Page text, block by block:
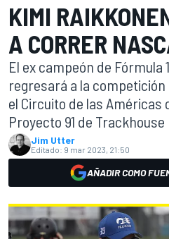
KIMI
A CORRER
El ex campeón de Fórmula
regresará a la competición
el Circuito de las Américas
Proyecto 91 de Trackhouse
Jim Utter
Editado: 9 mar 2023, 21:50
AÑADIR COMO